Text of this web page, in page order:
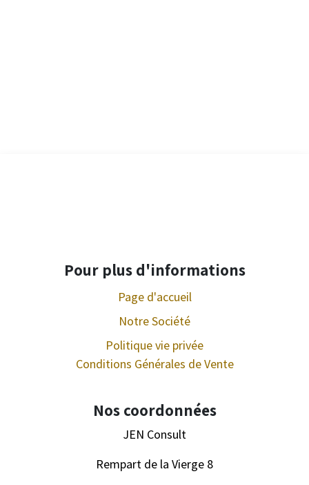
Pour plus d'informations
Page d'accueil
Notre Société
Politique vie privée
Conditions Générales de Vente
Nos coordonnées
JEN Consult
Rempart de la Vierge 8